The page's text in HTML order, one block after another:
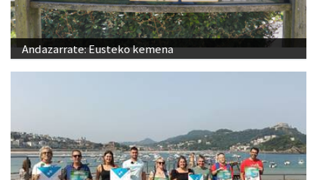
Andazarrate: Eusteko kemena